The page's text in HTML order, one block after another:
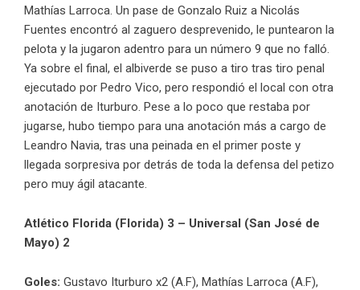
Mathías Larroca. Un pase de Gonzalo Ruiz a Nicolás
Fuentes encontró al zaguero desprevenido, le puntearon la
pelota y la jugaron adentro para un número 9 que no falló.
Ya sobre el final, el albiverde se puso a tiro tras tiro penal
ejecutado por Pedro Vico, pero respondió el local con otra
anotación de Iturburo. Pese a lo poco que restaba por
jugarse, hubo tiempo para una anotación más a cargo de
Leandro Navia, tras una peinada en el primer poste y
llegada sorpresiva por detrás de toda la defensa del petizo
pero muy ágil atacante.
Atlético Florida (Florida) 3 – Universal (San José de
Mayo) 2
Goles: Gustavo Iturburo x2 (A.F), Mathías Larroca (A.F),